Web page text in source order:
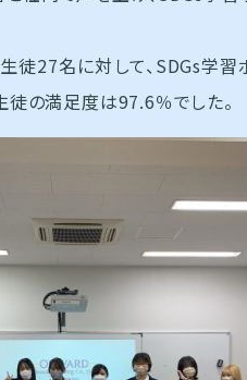
徒27名に対して、SDGs学
徒の満足度は97.6％でした。